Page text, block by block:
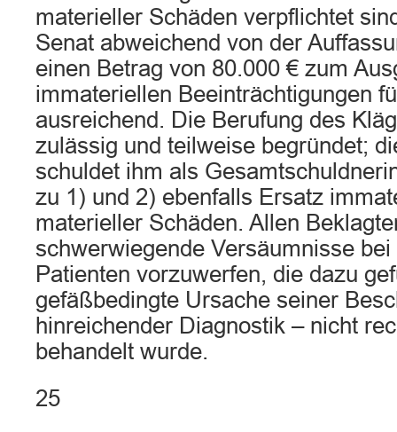
materieller Schäden verpflichtet
Senat abweichend von der
einen Betrag von 80.000 € zum
immateriellen Beeinträchtigungen
ausreichend. Die Berufung des
zulässig und teilweise begründet;
schuldet ihm als
zu 1) und 2) ebenfalls Ersatz
materieller Schäden. Allen
schwerwiegende Versäumnisse
Patienten vorzuwerfen, die dazu
gefäßbedingte Ursache seiner
hinreichender Diagnostik – nicht
behandelt wurde.
25